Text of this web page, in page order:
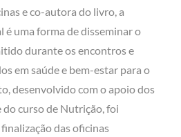
e co-autora do livro, a
é uma forma de disseminar o
durante os encontros e
em saúde e bem-estar para o
desenvolvido com o apoio dos
do curso de Nutrição, foi
das oficinas